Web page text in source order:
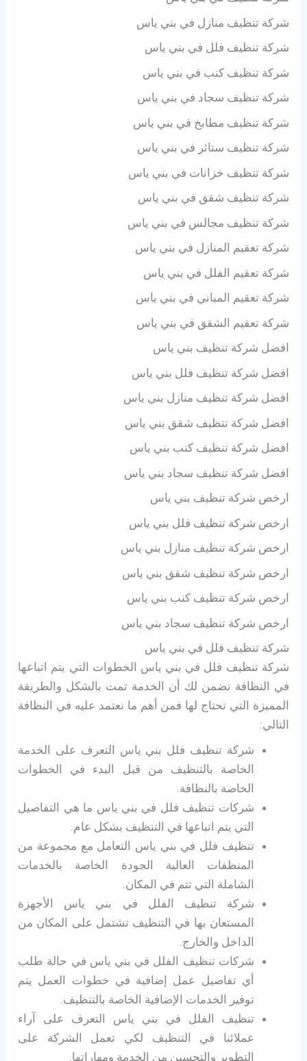
شركة تنظيف منازل في بني ياس
شركة تنظيف فلل في بني ياس
شركة تنظيف كنب في بني ياس
شركة تنظيف سجاد في بني ياس
شركة تنظيف مطابخ في بني ياس
شركة تنظيف ستائر في بني ياس
شركة تنظيف خزانات في بني ياس
شركة تنظيف شقق في بني ياس
شركة تنظيف مجالس في بني ياس
شركة تعقيم المنازل في بني ياس
شركة تعقيم الفلل في بني ياس
شركة تعقيم المباني في بني ياس
شركة تعقيم الشقق في بني ياس
افضل شركة تنظيف بني ياس
افضل شركة تنظيف فلل بني ياس
افضل شركة تنظيف منازل بني ياس
افضل شركة تنظيف شقق بني ياس
افضل شركة تنظيف كنب بني ياس
افضل شركة تنظيف سجاد بني ياس
ارخص شركة تنظيف بني ياس
ارخص شركة تنظيف فلل بني ياس
ارخص شركة تنظيف منازل بني ياس
ارخص شركة تنظيف شقق بني ياس
ارخص شركة تنظيف كنب بني ياس
ارخص شركة تنظيف سجاد بني ياس
شركة تنظيف فلل في بني ياس
شركة تنظيف فلل في بني ياس الخطوات التي يتم اتباعها
في النظافة تضمن لك أن الخدمة تمت بالشكل والطريقة
المميزة التي تحتاج لها فمن أهم ما نعتمد عليه في النظافة
التالي:
شركة تنظيف فلل بني ياس التعرف على الخدمة
الخاصة بالتنظيف من قبل البدء في الخطوات
الخاصة بالنظافة.
شركات تنظيف فلل في بني ياس ما هي التفاصيل
التي يتم اتباعها في التنظيف بشكل عام.
تنظيف فلل في بني ياس التعامل مع مجموعة من
المنظفات العالية الجودة الخاصة بالخدمات
الشاملة التي تتم في المكان.
شركة تنظيف الفلل في بني ياس الأجهزة
المستعان بها في التنظيف تشتمل على المكان من
الداخل والخارج.
شركات تنظيف الفلل في بني ياس في حالة طلب
أي تفاصيل عمل إضافية في خطوات العمل يتم
توفير الخدمات الإضافية الخاصة بالتنظيف.
تنظيف الفلل في بني ياس التعرف على آراء
عملائنا في التنظيف لكي تعمل الشركة على
التطوير والتحسين من الخدمة ومهاراتها.